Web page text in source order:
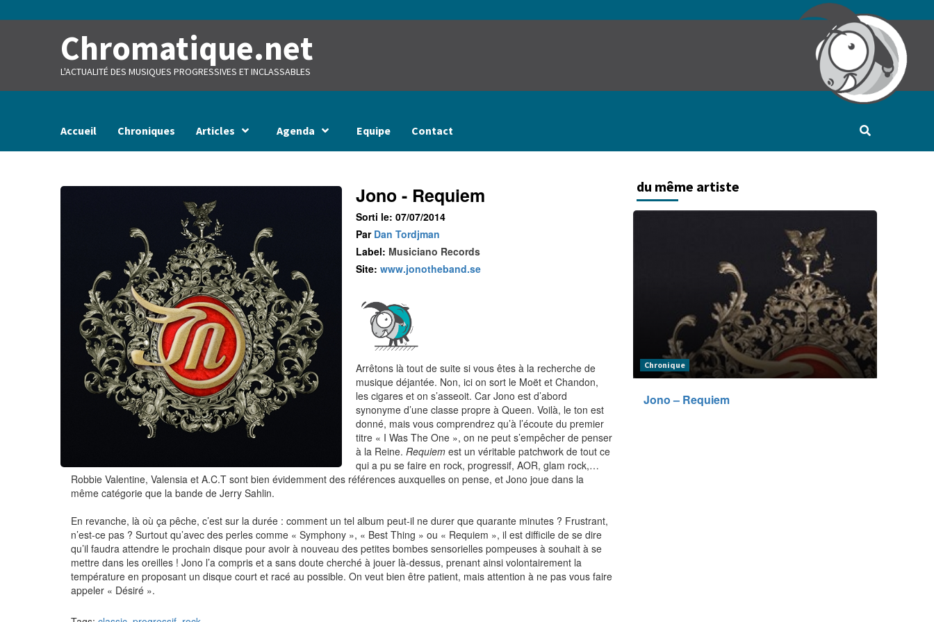
to
Chromatique.net
L'ACTUALITÉ DES MUSIQUES PROGRESSIVES ET INCLASSABLES
Accueil Chroniques Articles Agenda Equipe Contact
Jono - Requiem
Sorti le: 07/07/2014
Par Dan Tordjman
Label: Musiciano Records
Site: www.jonotheband.se
Arrêtons là tout de suite si vous êtes à la recherche de
musique déjantée. Non, ici on sort le Moët et Chandon,
les cigares et on s’asseoit. Car Jono est d’abord
synonyme d’une classe propre à Queen. Voilà, le ton est
donné, mais vous comprendrez qu’à l’écoute du premier
titre « I Was The One », on ne peut s’empêcher de penser
à la Reine. Requiemest un véritable patchwork de tout ce
qui a pu se faire en rock, progressif, AOR, glam rock,…
Robbie Valentine, Valensia et A.C.T sont bien évidemment des références auxquelles on pense, et Jono joue dans la
même catégorie que la bande de Jerry Sahlin.
En revanche, là où ça pêche, c’est sur la durée : comment un tel album peut-il ne durer que quarante minutes ? Frustrant,
n’est-ce pas ? Surtout qu’avec des perles comme « Symphony », « Best Thing » ou « Requiem », il est difficile de se dire
qu’il faudra attendre le prochain disque pour avoir à nouveau des petites bombes sensorielles pompeuses à souhait à se
mettre dans les oreilles ! Jono l’a compris et a sans doute cherché à jouer là-dessus, prenant ainsi volontairement la
température en proposant un disque court et racé au possible. On veut bien être patient, mais attention à ne pas vous faire
appeler « Désiré ».
du même artiste
Chronique
Jono – Requiem